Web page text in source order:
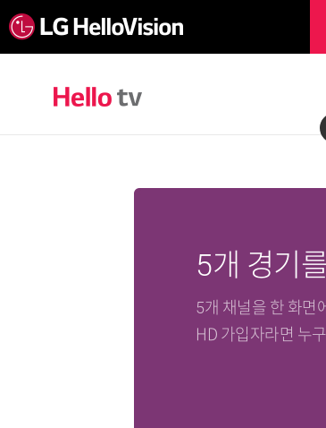
5개 경기
5개 채널을 한 화면
HD 가입자라면 누